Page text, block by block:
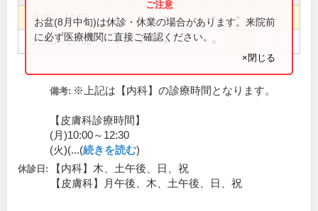
9:00～12:50 ● ● ● ●
15:00～17:50 ● ● ●
お盆(8月中旬)は休診・休業の場合があります。来院前
に必ず医療機関に直接ご確認ください。
×閉じる
備考: ※上記は【内科】の診療時間となります。
【皮膚科診療時間】
(月)10:00～12:30
(火)(...(続きを読む)
休診日:
【内科】木、土午後、日、祝
【皮膚科】月午後、木、土午後、日、祝